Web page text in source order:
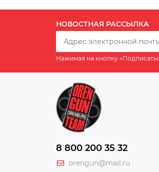
НОВОСТНАЯ РАССЫЛКА
Нажимая на кнопку
8 800 200 35 32
orengun@mail.ru